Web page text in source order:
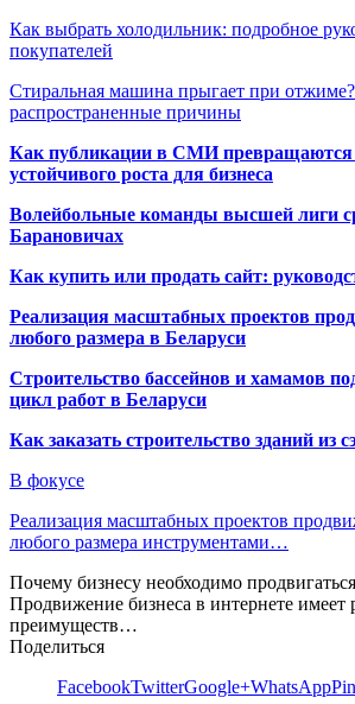
Как выбрать холодильник: подробное
покупателей
Стиральная машина прыгает при
распространенные причины
Как публикации в СМИ превращаются
устойчивого роста для бизнеса
Волейбольные команды высшей лиги
Барановичах
Как купить или продать сайт:
Реализация масштабных проектов
любого размера в Беларуси
Строительство бассейнов и хамамов
цикл работ в Беларуси
Как заказать строительство зданий из
В фокусе
Реализация масштабных проектов
любого размера инструментами…
Почему бизнесу необходимо
Продвижение бизнеса в интернете имеет
преимуществ…
Поделиться
FacebookTwitterGoogle+WhatsApp